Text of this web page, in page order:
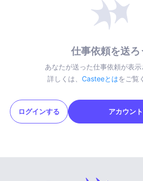
仕事依頼を送ろ
あなたが送った仕事依頼が表示
詳しくは、 Casteeとはをご覧
ログインする アカウン